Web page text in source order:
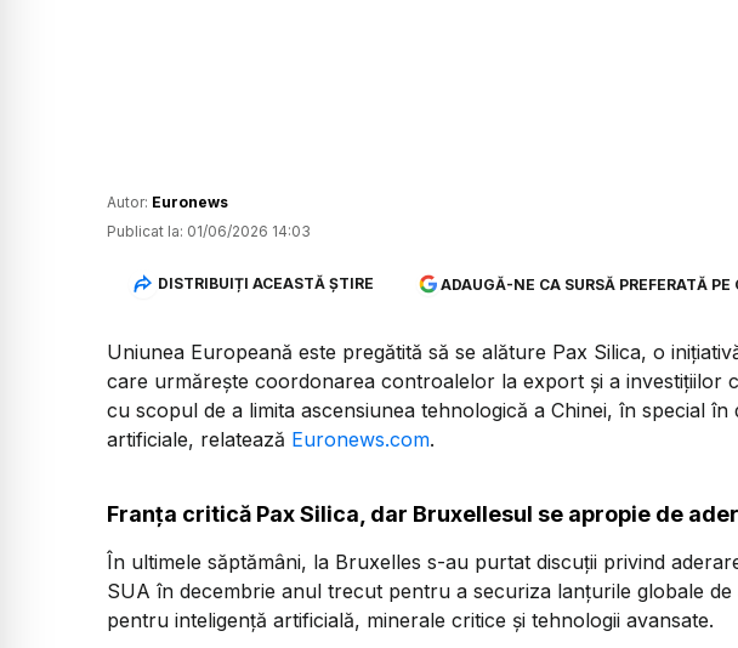
Autor: Euronews
Publicat la: 01/06/2026 14:03
DISTRIBUIȚI ACEASTĂ ȘTIRE ADAUGĂ-NE CA SURSĂ PREFERATĂ PE
Uniunea Europeană este pregătită să se alăture Pax Silica, o
care urmărește coordonarea controalelor la export și a investițiilor
cu scopul de a limita ascensiunea tehnologică a Chinei, în special în
artificiale, relatează Euronews.com.
Franța critică Pax Silica, dar Bruxellesul se apropie de
În ultimele săptămâni, la Bruxelles s-au purtat discuții privind
SUA în decembrie anul trecut pentru a securiza lanțurile globale
pentru inteligență artificială, minerale critice și tehnologii avansate.